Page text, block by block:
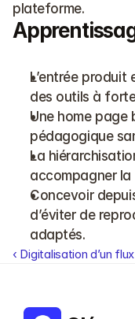
plateforme.
L’entrée
des outils à
Une home page
pédagogique
La
accompagner la
Concevoir
d’éviter de
adaptés.
‹ Digitalisation d’un